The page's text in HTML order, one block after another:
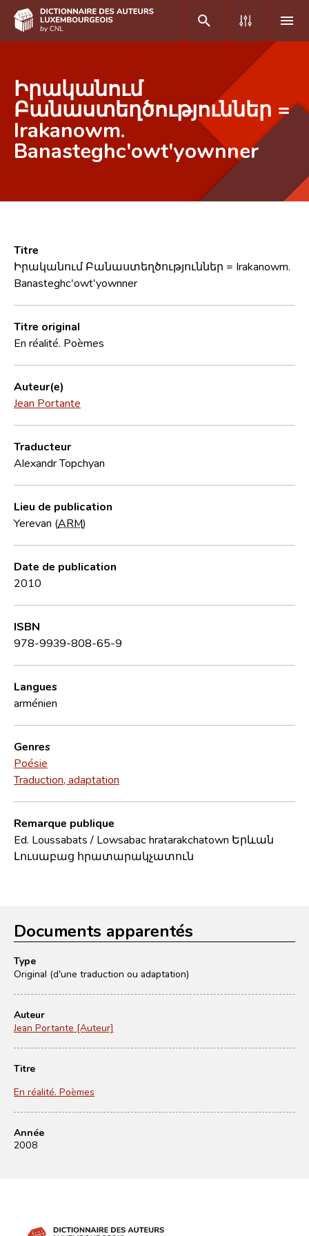
DE FR
Accueil
Auteur(e)s A-Z
Équipe scientifique
Իրականում
Բանաստեղծություններ =
Irakanowm.
Banasteghc'owt'yownner
Titre
Իրականում Բանաստեղծություններ = Irakanowm.
Banasteghc'owt'yownner
Titre original
En réalité. Poèmes
Auteur(e)
Jean Portante
Traducteur
Alexandr Topchyan
Lieu de publication
Yerevan (ARM)
Date de publication
2010
ISBN
978-9939-808-65-9
Langues
arménien
Genres
Poésie
Traduction, adaptation
Remarque publique
Ed. Loussabats / Lowsabac hratarakchatown Երևան
Լուսաբաց հրատարակչատուն
Documents apparentés
Type
Original (d'une traduction ou adaptation)
Auteur
Jean Portante [Auteur]
Titre
En réalité. Poèmes
Année
2008